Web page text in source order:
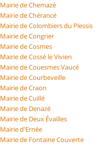
Mairie de Chemazé
Mairie de Chérancé
Mairie de Colombiers du Plessis
Mairie de Congrier
Mairie de Cosmes
Mairie de Cossé le Vivien
Mairie de Couesmes Vaucé
Mairie de Courbeveille
Mairie de Craon
Mairie de Cuillé
Mairie de Denazé
Mairie de Deux Évailles
Mairie d'Ernée
Mairie de Fontaine Couverte